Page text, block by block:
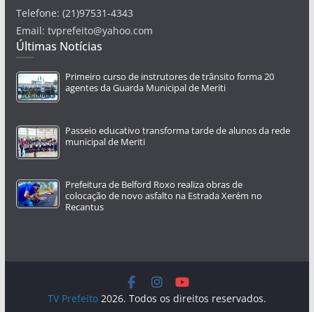
Telefone: (21)97531-4343
Email: tvprefeito@yahoo.com
Últimas Notícias
Primeiro curso de instrutores de trânsito forma 20
agentes da Guarda Municipal de Meriti
Passeio educativo transforma tarde de alunos da rede
municipal de Meriti
Prefeitura de Belford Roxo realiza obras de
colocação de novo asfalto na Estrada Xerém no
Recantus
TV Prefeito2026. Todos os direitos reservados.